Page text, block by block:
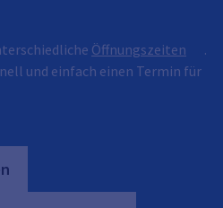
Öffnungszeiten
.
und einfach einen Termin für